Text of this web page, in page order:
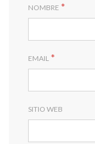
NOMBRE *
EMAIL *
SITIO WEB